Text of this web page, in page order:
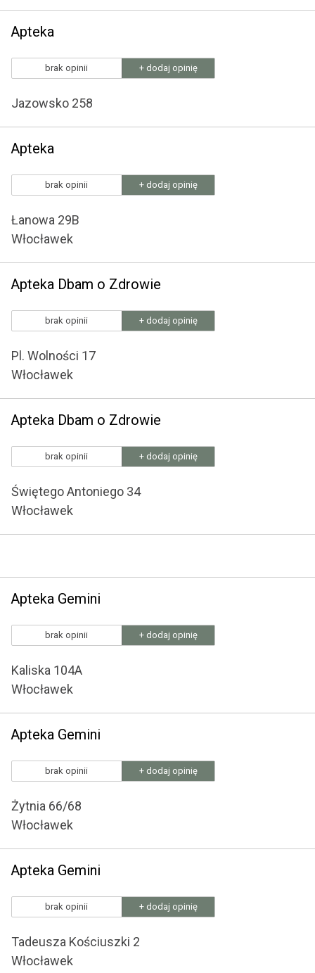
Apteka
brak opinii + dodaj opinię
Jazowsko 258
Apteka
brak opinii + dodaj opinię
Łanowa 29B
Włocławek
Apteka Dbam o Zdrowie
brak opinii + dodaj opinię
Pl. Wolności 17
Włocławek
Apteka Dbam o Zdrowie
brak opinii + dodaj opinię
Świętego Antoniego 34
Włocławek
Apteka Gemini
brak opinii + dodaj opinię
Kaliska 104A
Włocławek
Apteka Gemini
brak opinii + dodaj opinię
Żytnia 66/68
Włocławek
Apteka Gemini
brak opinii + dodaj opinię
Tadeusza Kościuszki 2
Włocławek